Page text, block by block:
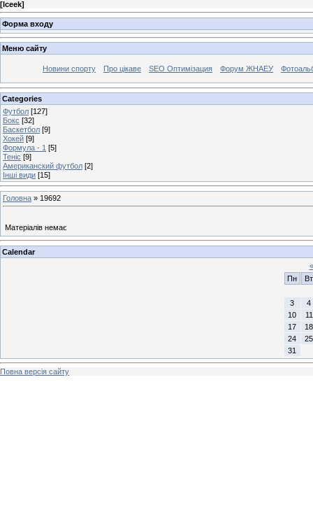
[Iceek]
Форма входу
Меню сайту
Новини спорту Про цікаве SEO Оптимізация Форум ЖНАЕУ
Categories
Футбол [127]
Бокс [32]
Баскетбол [9]
Хокей [9]
Формула - 1 [5]
Теніс [9]
Американский футбол [2]
Інші види [15]
Головна » 19692
Матеріалів немає
Calendar
«
Пн
Вт
3
4
10
11
17
18
24
25
31
Повна версія сайту